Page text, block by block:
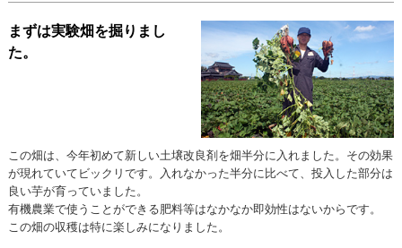
まずは実験畑を掘りまし
た。
この畑は、今年初めて新しい土壌改良剤を畑半分に入れました。その効果
が現れていてビックリです。入れなかった半分に比べて、投入した部分は
良い芋が育っていました。
有機農業で使うことができる肥料等はなかなか即効性はないからです。
この畑の収穫は特に楽しみになりました。